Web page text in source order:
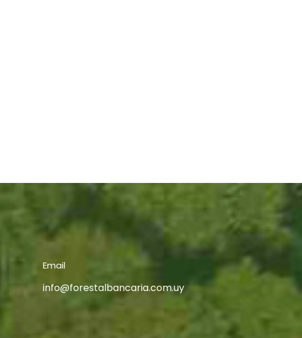
Email
info@forestalbancaria.com.uy